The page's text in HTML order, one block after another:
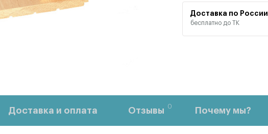
Доставка по России
бесплатно до ТК
Доставка и оплата Отзывы 0 Почему мы?